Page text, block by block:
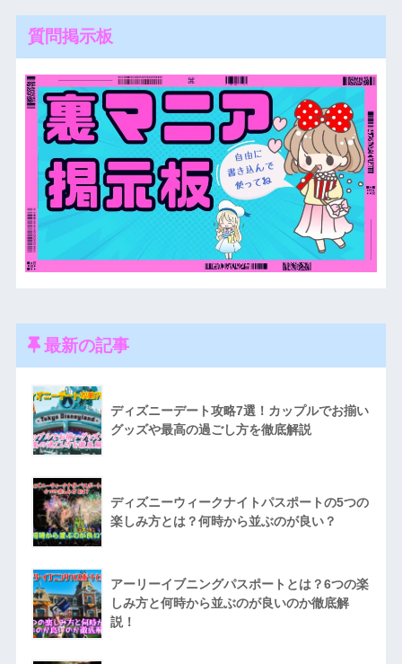
質問掲示板
最新の記事
ディズニーデート攻略7選！カップルでお揃い
グッズや最高の過ごし方を徹底解説
ディズニーウィークナイトパスポートの5つの
楽しみ方とは？何時から並ぶのが良い？
アーリーイブニングパスポートとは？6つの楽
しみ方と何時から並ぶのが良いのか徹底解
説！